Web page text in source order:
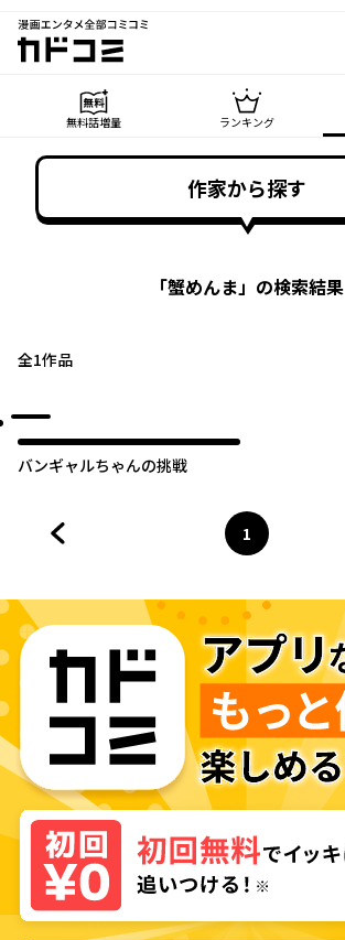
漫画エンタメ全部コミコミ
カドコミ
無料話増量 ランキング
作家から探す
「蟹めんま」の検索結果
全1作品
バンギャルちゃんの挑戦
ページ
1
へ